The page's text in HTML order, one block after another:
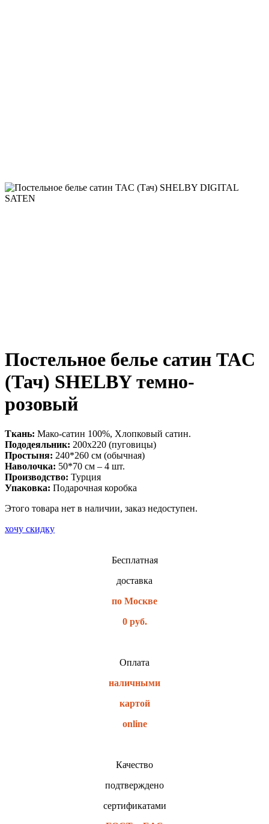
Постельное белье сатин TAC
(Тач) SHELBY темно-
розовый
Ткань: Мако-сатин 100%, Хлопковый сатин.
Пододеяльник: 200х220 (пуговицы)
Простыня: 240*260 см (обычная)
Наволочка: 50*70 см – 4 шт.
Производство: Турция
Упаковка: Подарочная коробка
Этого товара нет в наличии, заказ недоступен.
хочу скидку
Бесплатная
доставка
по Москве
0 руб.
Оплата
наличными
картой
online
Качество
подтверждено
сертификатами